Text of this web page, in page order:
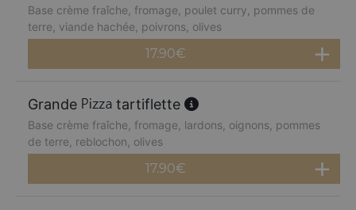
Base crème fraîche, fromage, poulet curry, pommes de
terre, viande hachée, poivrons, olives
17.90€
Grande tartiflette
Base crème fraîche, fromage, lardons, oignons, pommes
de terre, reblochon, olives
17.90€